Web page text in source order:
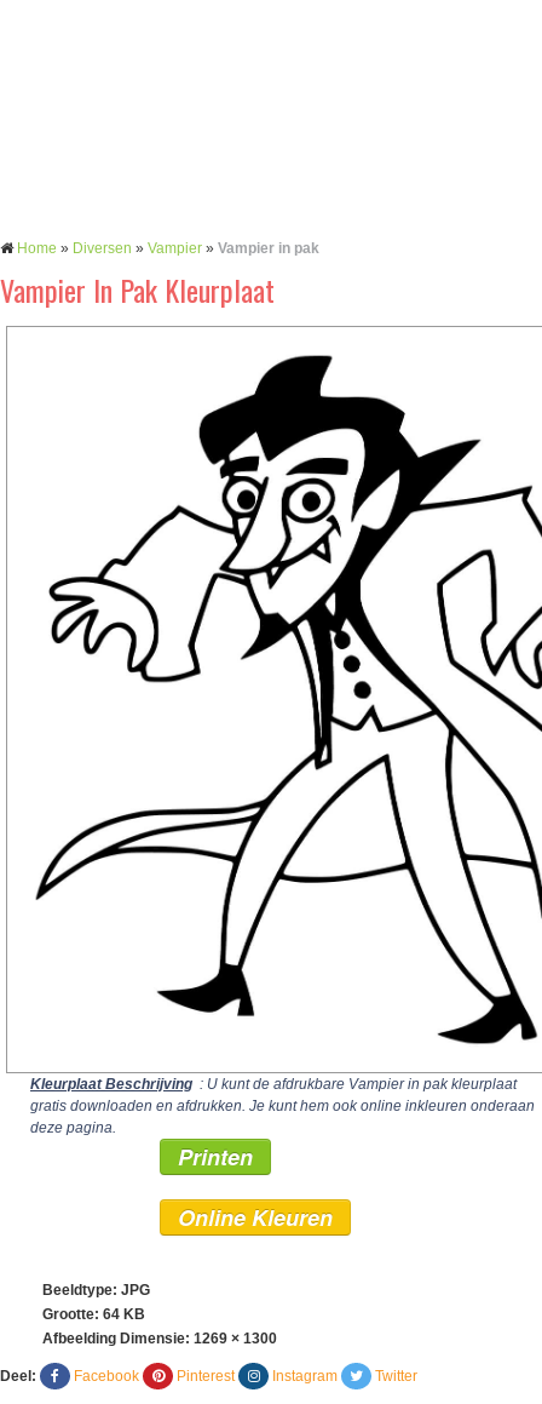
Home » Diversen » Vampier » Vampier in pak
Vampier In Pak Kleurplaat
Kleurplaat Beschrijving : U kunt de afdrukbare Vampier in pak kleurplaat
gratis downloaden en afdrukken. Je kunt hem ook online inkleuren onderaan
deze pagina.
Printen
Online Kleuren
Beeldtype: JPG
Grootte: 64 KB
Afbeelding Dimensie: 1269 × 1300
Deel: Facebook Pinterest Instagram Twitter